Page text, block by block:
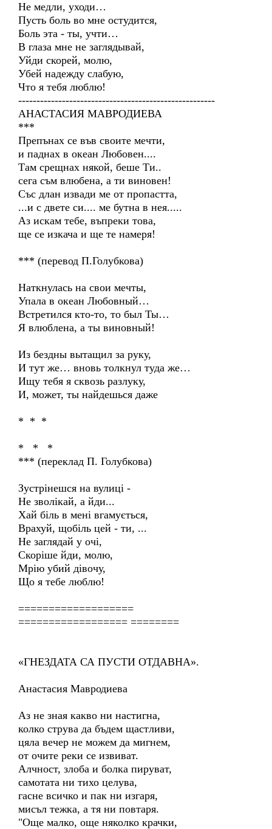
Не медли, уходи…
Пусть боль во мне остудится,
Боль эта - ты, учти…
В глаза мне не заглядывай,
Уйди скорей, молю,
Убей надежду слабую,
Что я тебя люблю!
------------------------------------------------------
АНАСТАСИЯ МАВРОДИЕВА
***
Препънах се във своите мечти,
и паднах в океан Любовен....
Там срещнах някой, беше Ти..
сега съм влюбена, а ти виновен!
Със длан извади ме от пропастта,
...и с двете си.... ме бутна в нея.....
Аз искам тебе, въпреки това,
ще се изкача и ще те намеря!
*** (перевод П.Голубкова)
Наткнулась на свои мечты,
Упала в океан Любовный…
Встретился кто-то, то был Ты…
Я влюблена, а ты виновный!
Из бездны вытащил за руку,
И тут же… вновь толкнул туда же…
Ищу тебя я сквозь разлуку,
И, может, ты найдешься даже
* * *
* * *
*** (переклад П. Голубкова)
Зустрінешся на вулиці -
Не зволікай, а йди...
Хай біль в мені вгамується,
Врахуй, щобіль цей - ти, ...
Не заглядай у очі,
Скоріше йди, молю,
Мрію убий дівочу,
Що я тебе люблю!
===================
================== ========
«ГНЕЗДАТА СА ПУСТИ ОТДАВНА».
Анастасия Мавродиева
Аз не зная какво ни настигна,
колко струва да бъдем щастливи,
цяла вечер не можем да мигнем,
от очите реки се извиват.
Алчност, злоба и болка пируват,
самотата ни тихо целува,
гасне всичко и пак ни изгаря,
мисъл тежка, а тя ни повтаря.
"Още малко, още няколко крачки,